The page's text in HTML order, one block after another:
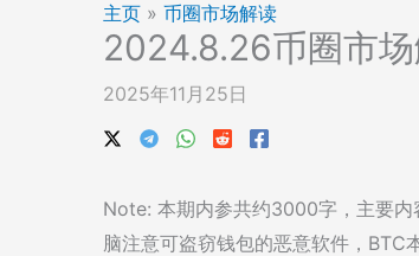
主页 » 币圈市场解读
2024.8.26币圈市
2025年11月25日
Note: 本期内参共约3000字，主要
脑注意可盗窃钱包的恶意软件，BTC